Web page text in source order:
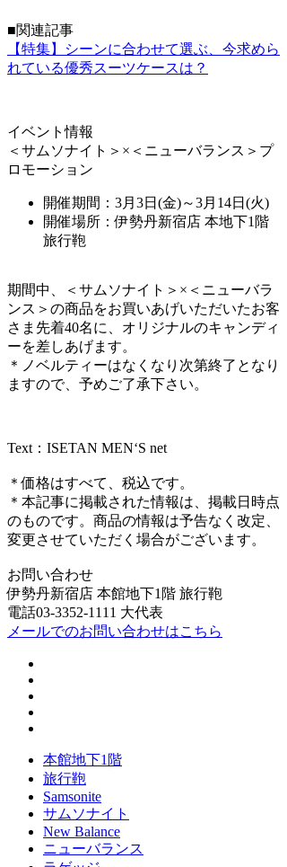
■関連記事
【特集】シーンに合わせて選ぶ、今求めら
れている優秀スーツケースは？
イベント情報
＜サムソナイト＞×＜ニューバランス＞プ
ロモーション
開催期間：3月3日(金)～3月14日(火)
開催場所：伊勢丹新宿店 本地下1階
旅行鞄
期間中、＜サムソナイト＞×＜ニューバラ
ンス＞の商品をお買いあげいただいたお客
さま先着40名に、オリジナルのキャンディ
ーを差しあげます。
＊ノベルティーはなくなり次第終了となり
ますので、予めご了承下さい。
Text：ISETAN MEN‘S net
＊価格はすべて、税込です。
＊本記事に掲載された情報は、掲載日時点
のものです。商品の情報は予告なく改定、
変更させていただく場合がございます。
お問い合わせ
伊勢丹新宿店 本館地下1階 旅行鞄
電話03-3352-1111 大代表
メールでのお問い合わせはこちら
本館地下1階
旅行鞄
Samsonite
サムソナイト
New Balance
ニューバランス